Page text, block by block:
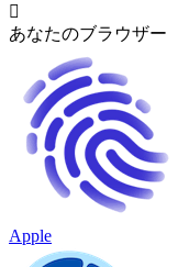
🫆
あなたのブラウザー
Apple